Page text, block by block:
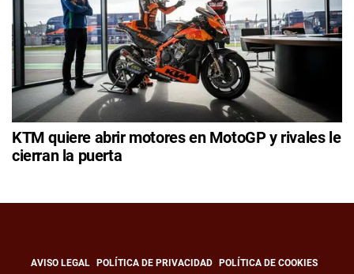
KTM quiere abrir motores en MotoGP y rivales le
cierran la puerta
AVISO LEGAL POLÍTICA DE PRIVACIDAD
POLÍTICA DE COOKIES